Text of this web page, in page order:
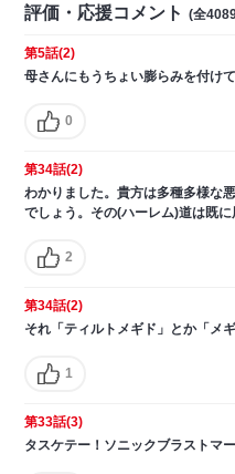
評価・応援コメント (全
第5話(2)
母さんにもうちょい膨らみを付け
0
第34話(2)
わかりました。貴方は多種多様な
でしょう。その(ハーレム)道は既に
2
第34話(2)
それ「ティルトメギド」とか「メ
1
第33話(3)
タスケテー！ソニックブラストマー